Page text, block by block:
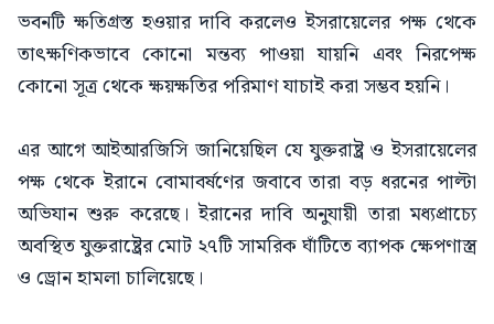
ভবনটি ক্ষতিগ্রস্ত হওয়ার দাবি করলেও ইসরায়েলের পক্ষ থেকে
তাৎক্ষণিকভাবে কোনো মন্তব্য পাওয়া যায়নি এবং নিরপেক্ষ
কোনো সূত্র থেকে ক্ষয়ক্ষতির পরিমাণ যাচাই করা সম্ভব হয়নি।
এর আগে আইআরজিসি জানিয়েছিল যে যুক্তরাষ্ট্র ও ইসরায়েলের
পক্ষ থেকে ইরানে বোমাবর্ষণের জবাবে তারা বড় ধরনের পাল্টা
অভিযান শুরু করেছে। ইরানের দাবি অনুযায়ী তারা মধ্যপ্রাচ্যে
অবস্থিত যুক্তরাষ্ট্রের মোট ২৭টি সামরিক ঘাঁটিতে ব্যাপক ক্ষেপণাস্ত্র
ও ড্রোন হামলা চালিয়েছে।